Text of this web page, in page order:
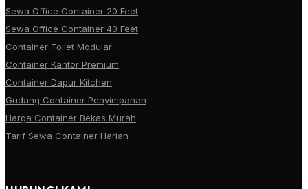
Sewa Office Container 20 Feet
Sewa Office Container 40 Feet
Container Toilet Modular
Container Kantor Premium
Container Dapur Kitchen
Gudang Container Penyimpanan
Harga Container Bekas Murah
Tarif Sewa Container Harian